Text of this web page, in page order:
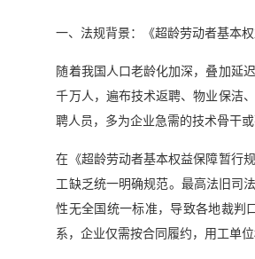
一、法规背景：《超龄劳动者基本
随着我国人口老龄化加深，叠加延
千万人，遍布技术返聘、物业保洁
聘人员，多为企业急需的技术骨干
在《超龄劳动者基本权益保障暂行
工缺乏统一明确规范。最高法旧司
性无全国统一标准，导致各地裁
系，企业仅需按合同履约，用工单位